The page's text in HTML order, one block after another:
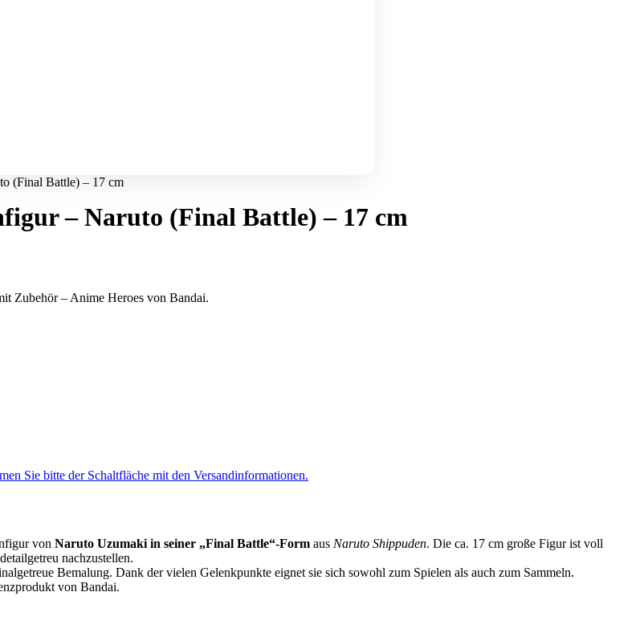
(Final Battle) – 17 cm
– Naruto (Final Battle) – 17 cm
Zubehör – Anime Heroes von Bandai.
Sie bitte der Schaltfläche mit den Versandinformationen.
von Naruto Uzumaki in seiner „Final Battle“-Form aus Naruto Shippuden. Die ca. 17 cm große Figur ist voll
nachzustellen.
Bemalung. Dank der vielen Gelenkpunkte eignet sie sich sowohl zum Spielen als auch zum Sammeln.
von Bandai.